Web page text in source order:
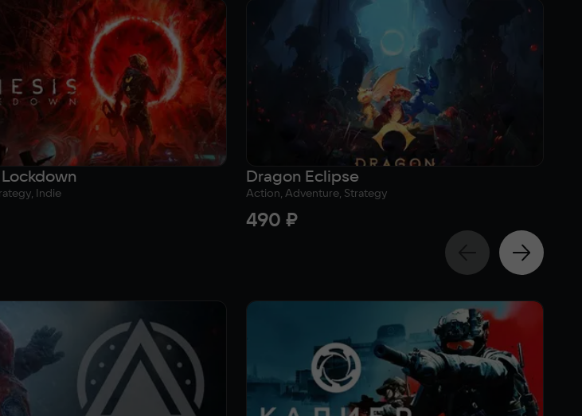
Indie
Dragon Eclipse
Action, Adventure, Strategy
490 ₽